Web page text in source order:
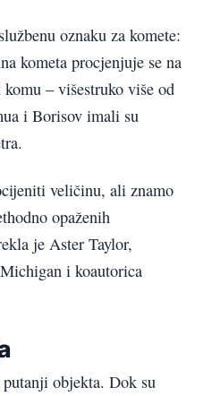
oznaku za komete:
kometa procjenjuje se na
– višestruko više od
i Borisov imali su
veličinu, ali znamo
opaženih
je Aster Taylor,
i koautorica
objekta. Dok su